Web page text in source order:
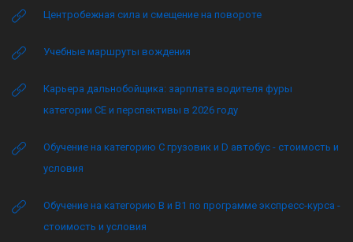
Центробежная сила и смещение на повороте
Учебные маршруты вождения
Карьера дальнобойщика: зарплата водителя фуры
категории CE и перспективы в 2026 году
Обучение на категорию C грузовик и D автобус - стоимость и
условия
Обучение на категорию B и B1 по программе экспресс-курса -
стоимость и условия